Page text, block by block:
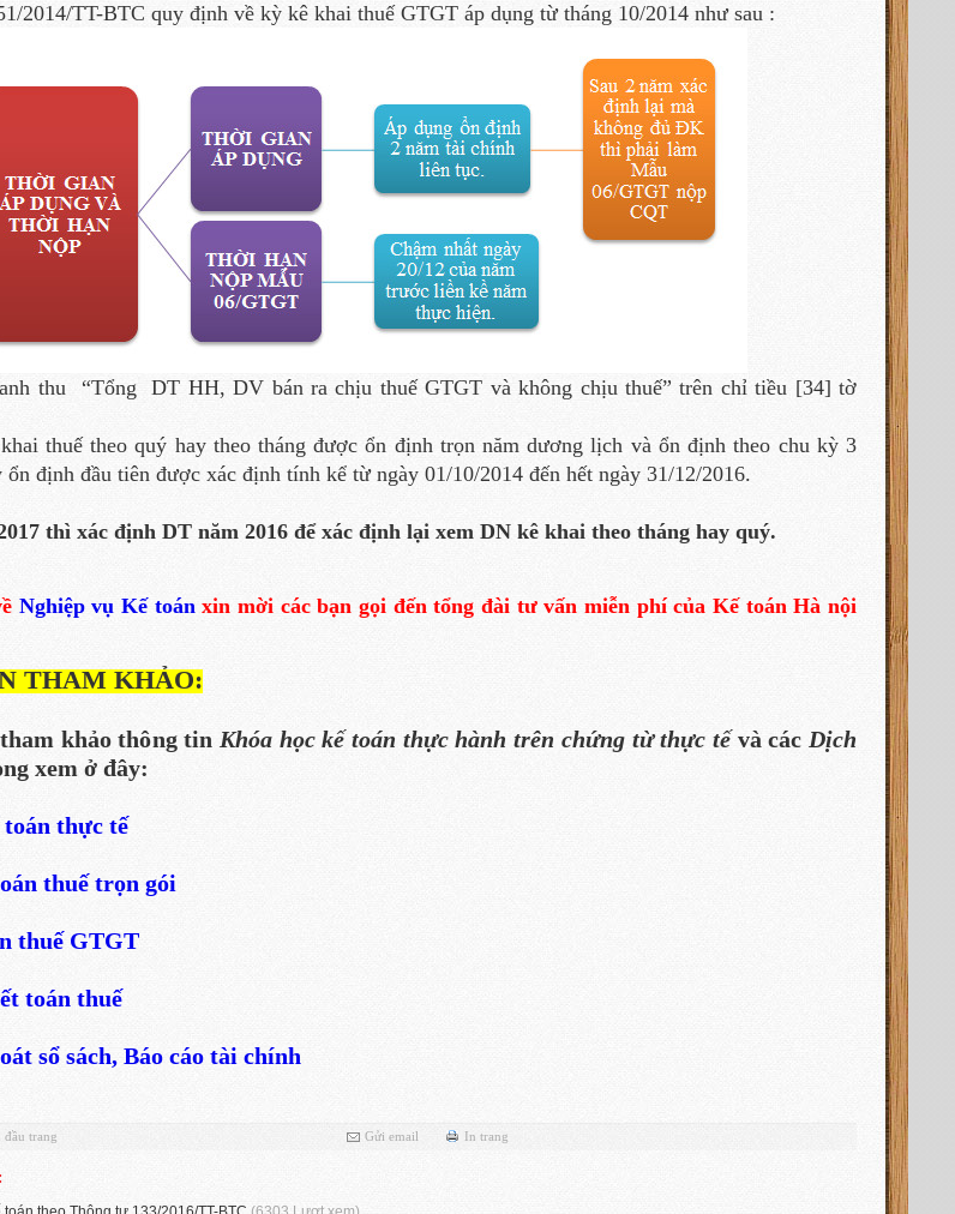
2014/TT-BTC quy định về kỳ kê khai thuế GTGT áp dụng từ tháng 10/2014 như sau :
thu “Tổng DT HH, DV bán ra chịu thuế GTGT và không chịu thuế” trên chỉ tiều [34] tờ
thuế theo quý hay theo tháng được ổn định trọn năm dương lịch và ổn định theo chu kỳ 3
định đầu tiên được xác định tính kể từ ngày 01/10/2014 đến hết ngày 31/12/2016.
thì xác định DT năm 2016 để xác định lại xem DN kê khai theo tháng hay quý.
Nghiệp vụ Kế toánxin mời các bạn gọi đến tổng đài tư vấn miễn phí của Kế toán Hà nội
THAM KHẢO:
khảo thông tin Khóa học kế toán thực hành trên chứng từ thực tếvà các Dịch
xem ở đây:
toán thực tế
thuế trọn gói
thuế GTGT
toán thuế
sổ sách, Báo cáo tài chính
đầu trang Gửi email In trang